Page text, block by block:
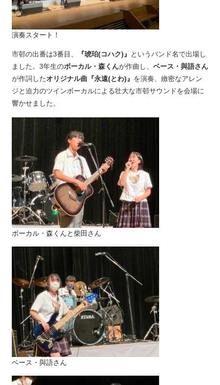
演奏スタート！
市邨の出番は3番目、 『琥珀(コハク)』
というバンド名で出場し
ました。3年生のボーカル・森くんが作曲し、 ベース・與語さん
が作詞したオリジナル曲『永遠(とわ)』 を演奏、緻密なアレン
ジと迫力のツインボーカルによる壮大な市邨サウンドを会場に
響かせました。
ボーカル・森くんと柴田さん
ベース・與語さん